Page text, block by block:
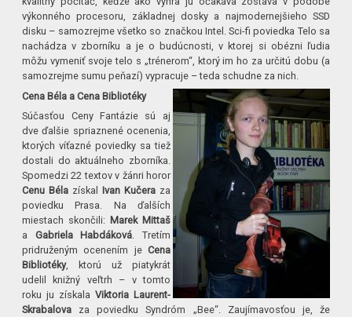
výkonného procesoru, základnej dosky a najmodernejšieho SSD
disku – samozrejme všetko so značkou Intel. Sci-fi poviedka Telo sa
nachádza v zborníku a je o budúcnosti, v ktorej si obézni ľudia
môžu vymeniť svoje telo s „trénerom“, ktorý im ho za určitú dobu (a
samozrejme sumu peňazí) vypracuje – teda schudne za nich.
Cena Béla a Cena Bibliotéky
Súčasťou Ceny Fantázie sú aj
dve ďalšie spriaznené ocenenia,
ktorých víťazné poviedky sa tiež
dostali do aktuálneho zborníka.
Spomedzi 22 textov v žánri horor
Cenu Béla získal Ivan Kučeraza
poviedku Prasa. Na ďalších
miestach skončili: Marek Mittaš
a Gabriela Habdáková . Tretím
pridruženým ocenením je Cena
Bibliotéky, ktorú už piatykrát
udelil knižný veľtrh – v tomto
roku ju získala Viktoria Laurent-
Skrabalova za poviedku Syndróm „Bee“. Zaujímavosťou je, že